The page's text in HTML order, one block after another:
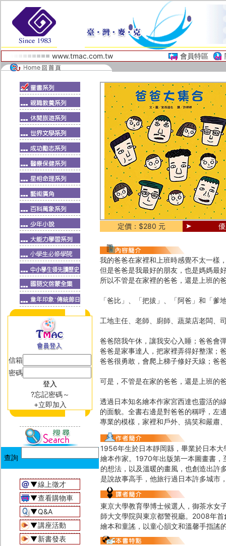
www.tmac.com.tw 會員特區
信箱
密碼
?忘記密碼～
+立即加入
▼線上徵才
▼查看購物車
▼Q&A
▼講座活動
▼新書發表
定價：$280 元
我的爸爸在家裡和上班時感覺不太一樣
但是爸爸是我最好的朋友，也是媽媽最
所以不管是在家裡的爸爸，還是上班的
「爸比」、「把拔」、「阿爸」和「爹
工地主任、老師、廚師、蔬菜店老闆、
爸爸陪我午休，讓我安心入睡；爸爸會
爸爸是家事達人，把家裡弄得好整潔；
爸爸很勇敢，會爬上梯子修好天線；
可是，不管是在家的爸爸，還是上班的
透過日本知名繪本作家宮西達也靈活的
的面貌。全書右邊是對爸爸的稱呼，左
專業的模樣，家裡和戶外、搞笑和嚴肅
1956年生於日本靜岡縣，畢業於日本
繪本作家。1970年出版第一本圖畫書
的想法，以及溫暖的畫風，也創造出許
是說故事高手，他旅行過日本許多城市
東京大學教育學博士候選人，御茶水女
師大文學院與東京都警視廳。2008年
繪本和童謠，以童心韻文和溫馨手指謠